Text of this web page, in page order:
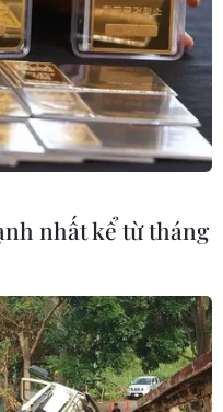
tiên
thử
vào
nhất kể từ tháng